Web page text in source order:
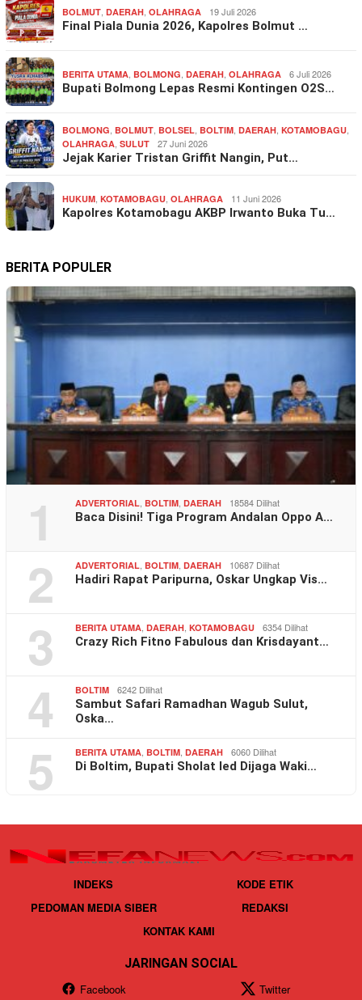
BOLMUT DAERAH OLAHRAGA 19 Juli 2026
Final Piala Dunia 2026, Kapolres Bolmut …
BERITA UTAMA BOLMONG DAERAH OLAHRAGA 6 Juli 2026
Bupati Bolmong Lepas Resmi Kontingen O2S…
BOLMONG BOLMUT BOLSEL BOLTIM DAERAH KOTAMOBAGU
OLAHRAGA SULUT 27 Juni 2026
Jejak Karier Tristan Griffit Nangin, Put…
HUKUM KOTAMOBAGU OLAHRAGA 11 Juni 2026
Kapolres Kotamobagu AKBP Irwanto Buka Tu…
BERITA POPULER
1 ADVERTORIAL, BOLTIM, DAERAH 18584 Dilihat
Baca Disini! Tiga Program Andalan Oppo A…
2 ADVERTORIAL, BOLTIM, DAERAH 10687 Dilihat
Hadiri Rapat Paripurna, Oskar Ungkap Vis…
3 BERITA UTAMA, DAERAH, KOTAMOBAGU 6354 Dilihat
Crazy Rich Fitno Fabulous dan Krisdayant…
4 BOLTIM 6242 Dilihat
Sambut Safari Ramadhan Wagub Sulut,
Oska…
5 BERITA UTAMA, BOLTIM, DAERAH 6060 Dilihat
Di Boltim, Bupati Sholat Ied Dijaga Waki…
INDEKS
KODE ETIK
PEDOMAN MEDIA SIBER
REDAKSI
KONTAK KAMI
JARINGAN SOCIAL
Facebook
Twitter